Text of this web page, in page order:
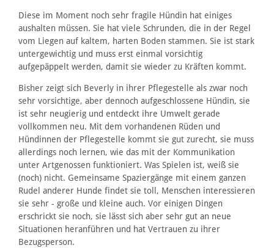
Diese im Moment noch sehr fragile Hündin hat einiges
aushalten müssen. Sie hat viele Schrunden, die in der Regel
vom Liegen auf kaltem, harten Boden stammen. Sie ist stark
untergewichtig und muss erst einmal vorsichtig
aufgepäppelt werden, damit sie wieder zu Kräften kommt.
Bisher zeigt sich Beverly in ihrer Pflegestelle als zwar noch
sehr vorsichtige, aber dennoch aufgeschlossene Hündin, sie
ist sehr neugierig und entdeckt ihre Umwelt gerade
vollkommen neu. Mit dem vorhandenen Rüden und
Hündinnen der Pflegestelle kommt sie gut zurecht, sie muss
allerdings noch lernen, wie das mit der Kommunikation
unter Artgenossen funktioniert. Was Spielen ist, weiß sie
(noch) nicht. Gemeinsame Spaziergänge mit einem ganzen
Rudel anderer Hunde findet sie toll, Menschen interessieren
sie sehr - große und kleine auch. Vor einigen Dingen
erschrickt sie noch, sie lässt sich aber sehr gut an neue
Situationen heranführen und hat Vertrauen zu ihrer
Bezugsperson.